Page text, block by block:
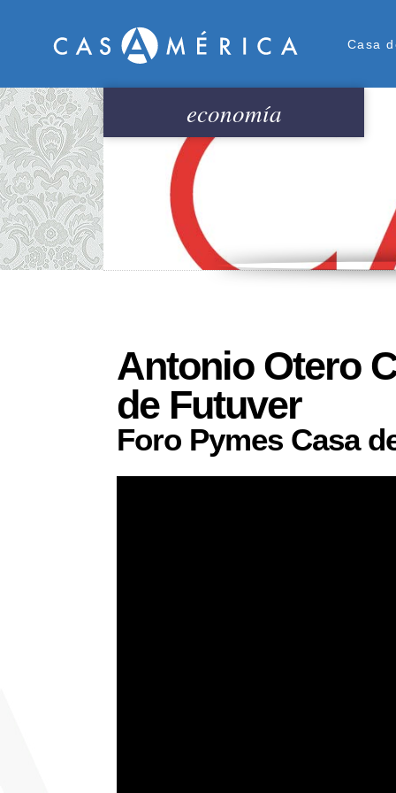
Casa
economía
Antonio Otero
de Futuver
Foro Pymes Casa